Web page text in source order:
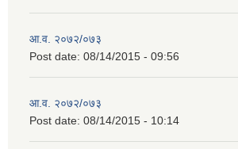
आ.व. २०७२/०७३
Post date: 08/14/2015 - 09:56
आ.व. २०७२/०७३
Post date: 08/14/2015 - 10:14